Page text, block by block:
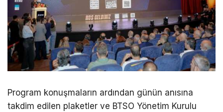
Program konuşmaların ardından günün anısına
takdim edilen plaketler ve BTSO Yönetim Kurulu